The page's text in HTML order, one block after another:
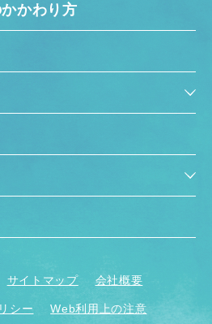
玉県 埼玉県 全域
かわり方
サイトマップ 会社概要
シー Web利用上の注意